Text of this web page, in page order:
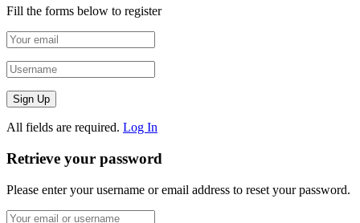
Fill the forms below to register
All fields are required. Log In
Retrieve your password
Please enter your username or email address to reset your password.